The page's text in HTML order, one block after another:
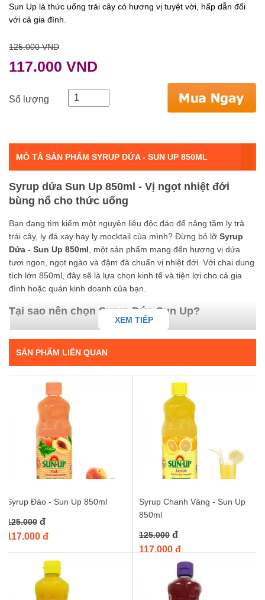
Sun Up là thức uống trái cây có hương vị tuyệt vời, hấp dẫn đối
với cả gia đình.
125.000 VND
117.000 VND
Số lượng
MÔ TẢ SẢN PHẨM SYRUP DỨA - SUN UP 850ML
Syrup dứa Sun Up 850ml - Vị ngọt nhiệt đới
bùng nổ cho thức uống
Bạn đang tìm kiếm một nguyên liệu độc đáo để nâng tầm ly trà
trái cây, ly đá xay hay ly mocktail của mình? Đừng bỏ lỡ Syrup
Dứa - Sun Up 850ml , một sản phẩm mang đến hương vị dứa
tươi ngon, ngọt ngào và đậm đà chuẩn vị nhiệt đới. Với chai dung
tích lớn 850ml, đây sẽ là lựa chọn kinh tế và tiện lợi cho cả gia
đình hoặc quán kinh doanh của bạn.
Tại sao nên chọn Syrup Dứa Sun Up?
chiết xuất từ những trái dứa chín mọng, giữ trọn vẹn vị
ngọt thanh mát và hương thơm quyến rũ đặc trưng. Sản
độc hại, đảm bảo an toàn cho sức khỏe người tiêu dùng.
Đa dạng ứng dụng:
Không chỉ là nguyên liệu pha chế đồ
uống, Syrup Dứa Sun Up còn có thể dùng để làm sốt cho
các món tráng miệng như bánh pancake, kem, sữa chua,
hoặc dùng làm topping cho các món đá bào, chè. Sự linh
hoạt của sản phẩm sẽ giúp bạn thỏa sức sáng tạo ra
những món ngon hấp dẫn.
Tiện lợi và tiết kiệm:Chai dung tích 850ml rất phù hợp
dụng. Bạn sẽ không còn lo lắng hết nguyên liệu giữa
chừng, đồng thời tiết kiệm chi phí so với việc mua sắm
Thương hiệu uy tín:
với các sản phẩm siro chất lượng cao, được nhiều người
tin dùng. Khi lựa chọn Syrup Dứa Sun Up, bạn hoàn toàn
có thể yên tâm về chất lượng và hương vị.
XEM TIẾP
SẢN PHẨM LIÊN QUAN
Syrup Đào - Sun Up 850ml
125.000 đ
117.000 đ
Syrup Chanh Vàng - Sun Up
850ml
125.000 đ
117.000 đ